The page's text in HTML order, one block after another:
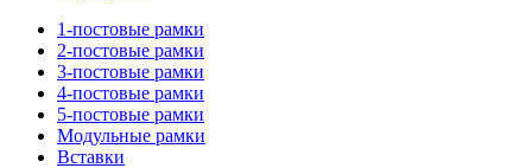
1-постовые рамки
2-постовые рамки
3-постовые рамки
4-постовые рамки
5-постовые рамки
Модульные рамки
Вставки